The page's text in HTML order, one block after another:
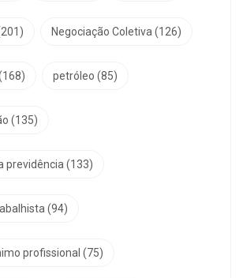
Negociação Coletiva(126)
petróleo (85)
(135)
previdência(133)
(94)
profissional (75)